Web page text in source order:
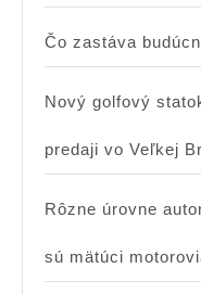
Čo zastáva
Nový golfový
predaji vo Veľkej
Rôzne úrovne
sú mätúci